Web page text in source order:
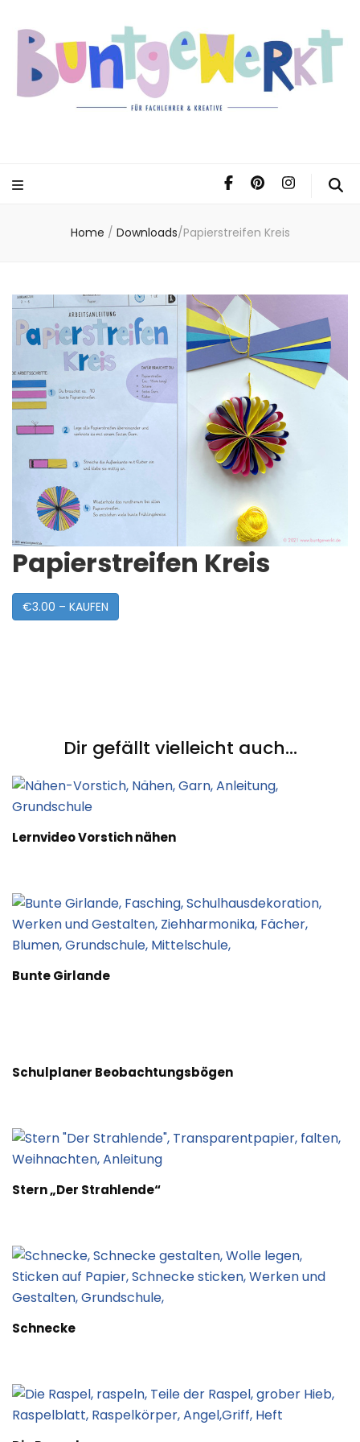
Home / Downloads/Papierstreifen Kreis
Papierstreifen Kreis
€3.00 – KAUFEN
Dir gefällt vielleicht auch...
Lernvideo Vorstich nähen
Bunte Girlande
Schulplaner Beobachtungsbögen
Stern „Der Strahlende“
Schnecke